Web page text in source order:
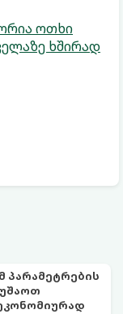
ოთხი
ხშირად
პარამეტრების